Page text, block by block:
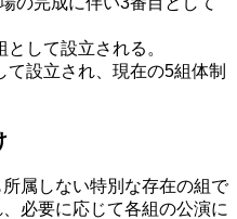
して設立される。
設立され、現在の5組体制
属しない特別な存在の組で
必要に応じて各組の公演に